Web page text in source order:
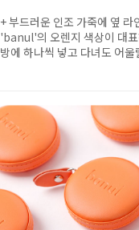
+부드러운 인조 가죽에 옆
'banul'의 오렌지 색상이 대
방에 하나씩 넣고 다녀도 어